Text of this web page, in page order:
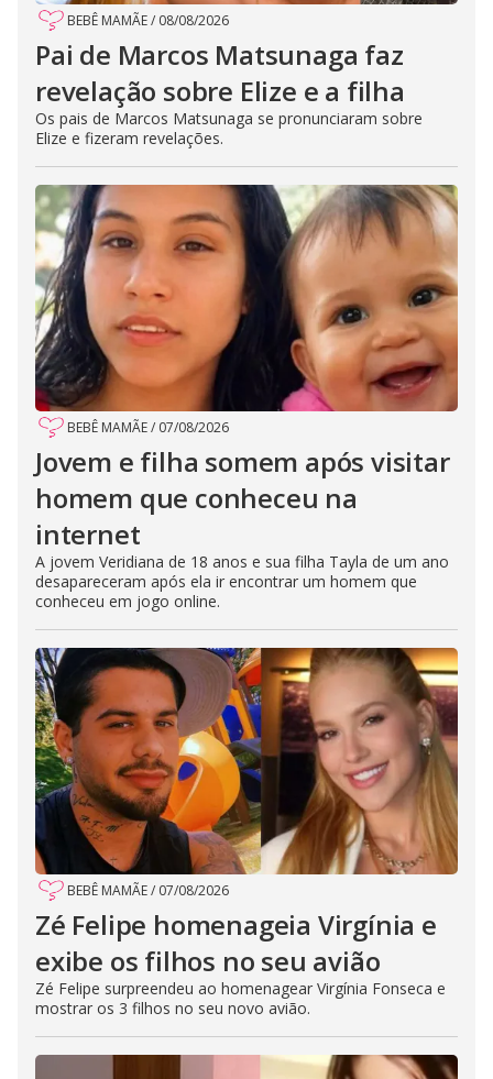
BEBÊ MAMÃE/ 08/08/2026
Pai de Marcos Matsunaga faz
revelação sobre Elize e a filha
Os pais de Marcos Matsunaga se pronunciaram sobre
Elize e fizeram revelações.
BEBÊ MAMÃE/ 07/08/2026
Jovem e filha somem após visitar
homem que conheceu na
internet
A jovem Veridiana de 18 anos e sua filha Tayla de um ano
desapareceram após ela ir encontrar um homem que
conheceu em jogo online.
BEBÊ MAMÃE/ 07/08/2026
Zé Felipe homenageia Virgínia e
exibe os filhos no seu avião
Zé Felipe surpreendeu ao homenagear Virgínia Fonseca e
mostrar os 3 filhos no seu novo avião.